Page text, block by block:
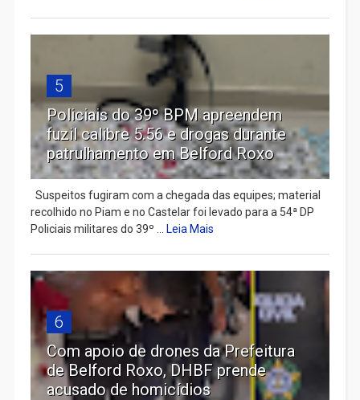
5
Policiais do 39º BPM apreendem
fuzil calibre 5.56 e drogas durante
patrulhamento em Belford Roxo
Suspeitos fugiram com a chegada das equipes; material
recolhido no Piam e no Castelar foi levado para a 54ª DP
Policiais militares do 39º ...
Leia Mais
6
Com apoio de drones da Prefeitura
de Belford Roxo, DHBF prende
acusado de homicídios